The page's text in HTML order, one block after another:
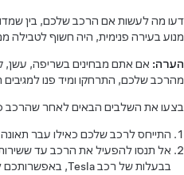
דעו מה לעשות אם הרכב שלכם, בין
מנוע בעירה פנימית, היה חשוף לטבילה
הערה: אם אתם מבחינים בשריפה, עשן,
מהרכב שלכם, התרחקו ומיד פנו
בצעו את השלבים הבאים לאחר שהרכב
התייחס לרכב שלכם כאילו עבר
אל תנסו להפעיל את הרכב עד
בבעלות של רכב Tesla, באפשרותכם לקבוע בדיקה עם שירות Tesla.